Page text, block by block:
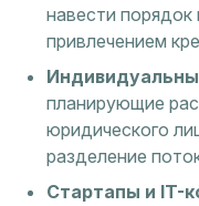
навести
привлечением
планирующие
юридического
разделение
Стартапы и IT-